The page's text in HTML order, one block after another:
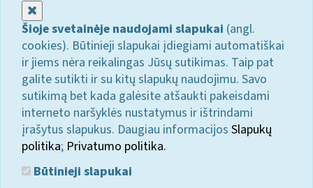
Šioje svetainėje naudojami slapukai (angl.
cookies). Būtinieji slapukai įdiegiami automatiškai
ir jiems nėra reikalingas Jūsų sutikimas. Taip pat
galite sutikti ir su kitų slapukų naudojimu. Savo
sutikimą bet kada galėsite atšaukti pakeisdami
interneto naršyklės nustatymus ir ištrindami
įrašytus slapukus. Daugiau informacijos Slapukų
politika; Privatumo politika.
Būtinieji slapukai